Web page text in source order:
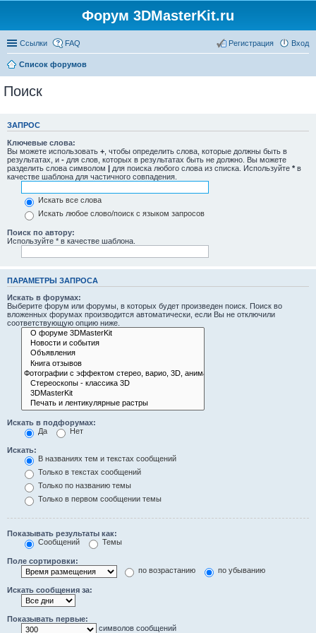
Форум 3DMasterKit.ru
Ссылки FAQ Вход
Регистрация
Список форумов
Поиск
ЗАПРОС
Ключевые слова:
Вы можете использовать + , чтобы определить слова, которые должны быть в
результатах, и - для слов, которых в результатах быть не должно. Вы можете
разделить слова символом | для поиска любого слова из списка. Используйте * в
качестве шаблона для частичного совпадения.
Искать все слова
Искать любое слово/поиск с языком запросов
Поиск по автору:
Используйте * в качестве шаблона.
ПАРАМЕТРЫ ЗАПРОСА
Искать в форумах:
Выберите форум или форумы, в которых будет произведен поиск. Поиск во
вложенных форумах производится автоматически, если Вы не отключили
соответствующую опцию ниже.
Искать в подфорумах:
Да
Нет
Искать:
В названиях тем и текстах сообщений
Только в текстах сообщений
Только по названию темы
Только в первом сообщении темы
Показывать результаты как:
Сообщений
Темы
Поле сортировки:
по возрастанию
по убыванию
Искать сообщения за:
Показывать первые:
символов сообщений